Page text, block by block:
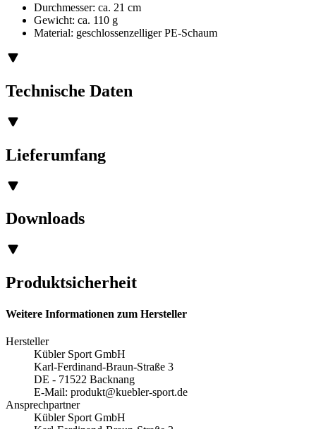
Durchmesser: ca. 21 cm
Gewicht: ca. 110 g
Material: geschlossenzelliger PE-Schaum
Technische Daten
Lieferumfang
Downloads
Produktsicherheit
Weitere Informationen zum Hersteller
Hersteller
Kübler Sport GmbH
Karl-Ferdinand-Braun-Straße 3
DE - 71522 Backnang
E-Mail: produkt@kuebler-sport.de
Ansprechpartner
Kübler Sport GmbH